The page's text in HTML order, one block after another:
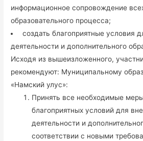
информационное сопровождение
образовательного процесса;
создать благоприятные условия
деятельности и дополнительного
Исходя из вышеизложенного,
рекомендуют: Муниципальному
«Намский улус»:
Принять все необходимые
благоприятных условий для
деятельности и
соответствии с новыми